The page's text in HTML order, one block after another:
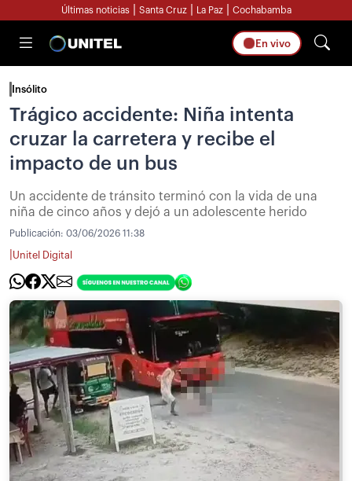
Últimas noticias Santa Cruz La Paz Cochabamba
En vivo
Insólito
Trágico accidente: Niña intenta
cruzar la carretera y recibe el
impacto de un bus
Un accidente de tránsito terminó con la vida de una
niña de cinco años y dejó a un adolescente herido
Publicación: 03/06/2026 11:38
Unitel Digital